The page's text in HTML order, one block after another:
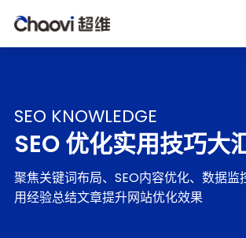
SEO KNOWLEDGE
SEO 优化实用技巧大
聚焦关键词布局、SEO内容优化、数据监
用经验总结文章提升网站优化效果